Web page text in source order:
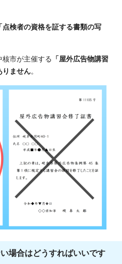
点検者の資格を証する書類の写
市が主催する
「屋外広告物講習
りません。
場合はどうすればいいです